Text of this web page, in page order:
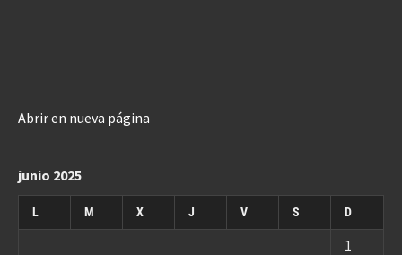
Abrir en nueva página
junio 2025
L M X J V S D
1